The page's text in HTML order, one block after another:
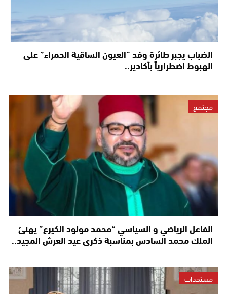
الضباب يجبر طائرة وفد “العيون الساقية الحمراء” على
الهبوط اضطرارياً بأكادير..
مجتمع
الفاعل الرياضي و السياسي “محمد مولود الكيرع” يهنئ
الملك محمد السادس بمناسبة ذكرى عيد العرش المجيد..
مستجدات